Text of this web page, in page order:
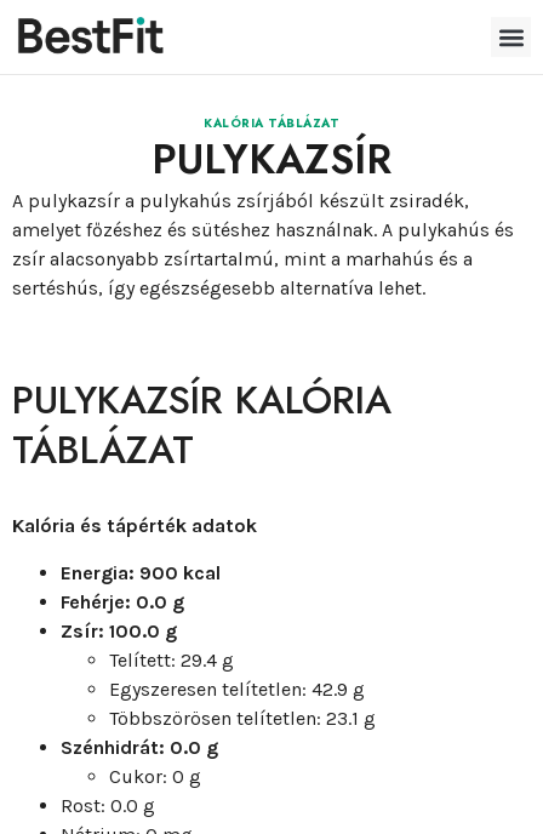
KALÓRIA TÁBLÁZAT
PULYKAZSÍR
A pulykazsír a pulykahús zsírjából készült zsiradék,
amelyet főzéshez és sütéshez használnak. A pulykahús és
zsír alacsonyabb zsírtartalmú, mint a marhahús és a
sertéshús, így egészségesebb alternatíva lehet.
PULYKAZSÍR KALÓRIA
TÁBLÁZAT
Kalória és tápérték adatok
Energia: 900 kcal
Fehérje: 0.0 g
Zsír: 100.0 g
Telített: 29.4 g
Egyszeresen telítetlen: 42.9 g
Többszörösen telítetlen: 23.1 g
Szénhidrát: 0.0 g
Cukor: 0 g
Rost: 0.0 g